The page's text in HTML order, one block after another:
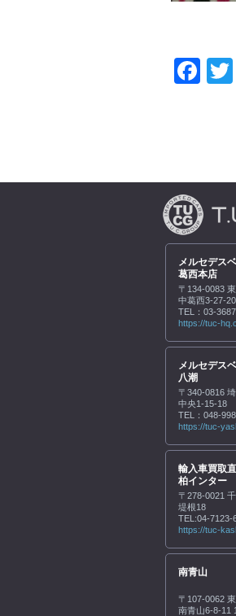
メルセデス
葛西本店
〒134-0083
中葛西3-27-20
TEL：03-
https://tuc-
メルセデス
八潮
〒340-0816
中央1-15-18
TEL：048-
https://tuc-
輸入車買取
柏インター
〒278-0021
堤根18
TEL:04-7123-
https://tuc-
南青山
〒107-0062
南青山6-8-11